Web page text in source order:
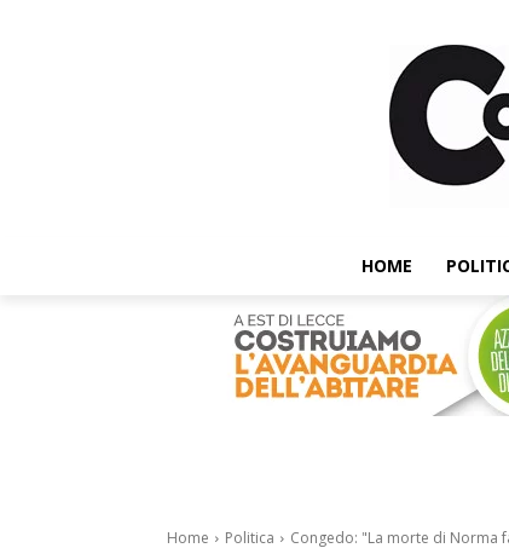
HOME
Home Politica Congedo: "La morte di Norma